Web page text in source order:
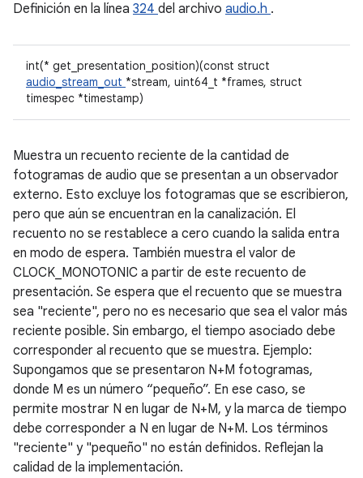
Definición en la línea 324 del archivo audio.h .
int(* get_presentation_position)(const struct
audio_stream_out *stream, uint64_t *frames, struct
timespec *timestamp)
Muestra un recuento reciente de la cantidad de
fotogramas de audio que se presentan a un observador
externo. Esto excluye los fotogramas que se escribieron,
pero que aún se encuentran en la canalización. El
recuento no se restablece a cero cuando la salida entra
en modo de espera. También muestra el valor de
CLOCK_MONOTONIC a partir de este recuento de
presentación. Se espera que el recuento que se muestra
sea "reciente", pero no es necesario que sea el valor más
reciente posible. Sin embargo, el tiempo asociado debe
corresponder al recuento que se muestra. Ejemplo:
Supongamos que se presentaron N+M fotogramas,
donde M es un número “pequeño”. En ese caso, se
permite mostrar N en lugar de N+M, y la marca de tiempo
debe corresponder a N en lugar de N+M. Los términos
"reciente" y "pequeño" no están definidos. Reflejan la
calidad de la implementación.